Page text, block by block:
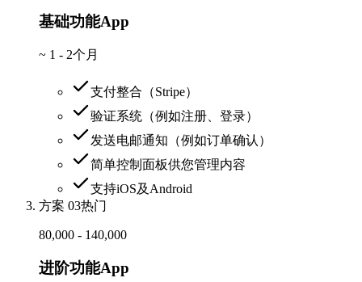
基础功能App
~ 1 - 2个月
支付整合（Stripe）
验证系统（例如注册、登录）
发送电邮通知（例如订单确认）
简单控制面板供您管理内容
支持iOS及Android
方案 03热门
80,000 - 140,000
进阶功能App